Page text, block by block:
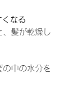
なる
、髪が乾燥し
の中の水分を